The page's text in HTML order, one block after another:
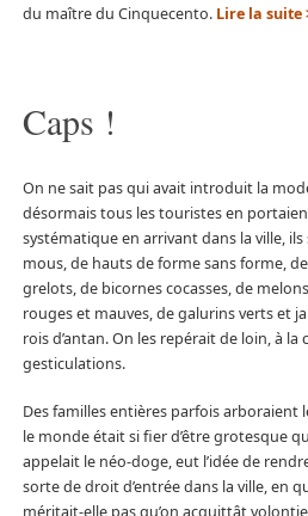
du maître du Cinquecento. Lire la suite
Caps !
On ne sait pas qui avait introduit la
désormais tous les touristes en
systématique en arrivant dans la ville,
mous, de hauts de forme sans forme,
grelots, de bicornes cocasses, de
rouges et mauves, de galurins verts et
rois d’antan. On les repérait de loin, à
gesticulations.
Des familles entières parfois arboraient
le monde était si fier d’être grotesque
appelait le néo-doge, eut l’idée de
sorte de droit d’entrée dans la ville, en
méritait-elle pas qu’on acquittât